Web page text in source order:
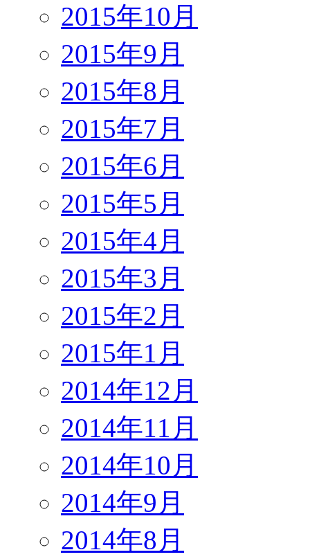
2015年10月
2015年9月
2015年8月
2015年7月
2015年6月
2015年5月
2015年4月
2015年3月
2015年2月
2015年1月
2014年12月
2014年11月
2014年10月
2014年9月
2014年8月